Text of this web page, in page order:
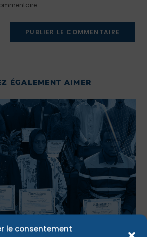
le consentement
ÉGALEMENT AIMER
PROFESSIONNELLE